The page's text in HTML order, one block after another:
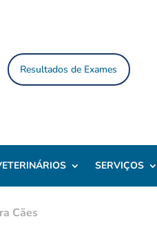
Resultados de Exames
SERVIÇOS
Cães